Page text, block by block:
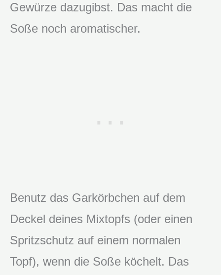
Gewürze dazugibst. Das macht die
Soße noch aromatischer.
Benutz das Garkörbchen auf dem
Deckel deines Mixtopfs (oder einen
Spritzschutz auf einem normalen
Topf), wenn die Soße köchelt. Das